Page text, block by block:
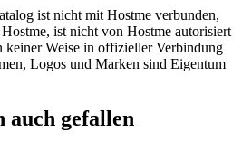
ist nicht mit Hostme verbunden,
ist nicht von Hostme autorisiert
keiner Weise in offizieller Verbindung
Logos und Marken sind Eigentum
auch gefallen